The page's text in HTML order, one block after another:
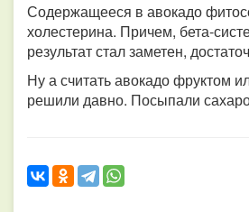
Содержащееся в авокадо
холестерина. Причем, бета-
результат стал заметен,
Ну а считать авокадо фруктом
решили давно. Посыпали